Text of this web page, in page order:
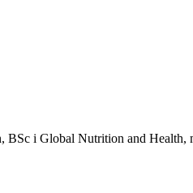
i Global Nutrition and Health,